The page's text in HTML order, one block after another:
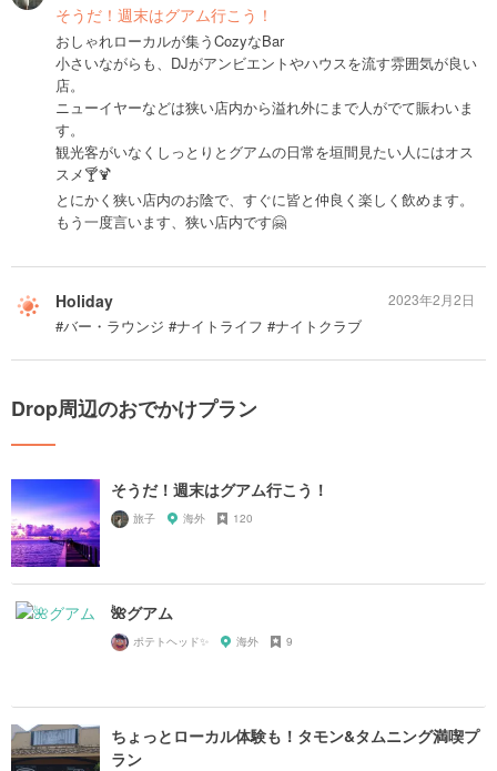
そうだ！週末はグアム行こう！
おしゃれローカルが集うCozyなBar
小さいながらも、DJがアンビエントやハウスを流す雰囲気が良い
店。
ニューイヤーなどは狭い店内から溢れ外にまで人がでて賑わいま
す。
観光客がいなくしっとりとグアムの日常を垣間見たい人にはオス
スメ🍸🍹
とにかく狭い店内のお陰で、すぐに皆と仲良く楽しく飲めます。
もう一度言います、狭い店内です🤗
Holiday
#バー・ラウンジ #ナイトライフ #ナイトクラブ
2023年2月2日
Drop周辺のおでかけプラン
そうだ！週末はグアム行こう！
旅子 海外 120
🌺グアム
ポテトヘッド✨ 海外 9
ちょっとローカル体験も！タモン&タムニング満喫プ
ラン